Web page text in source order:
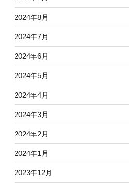
2024年8月
2024年7月
2024年6月
2024年5月
2024年4月
2024年3月
2024年2月
2024年1月
2023年12月